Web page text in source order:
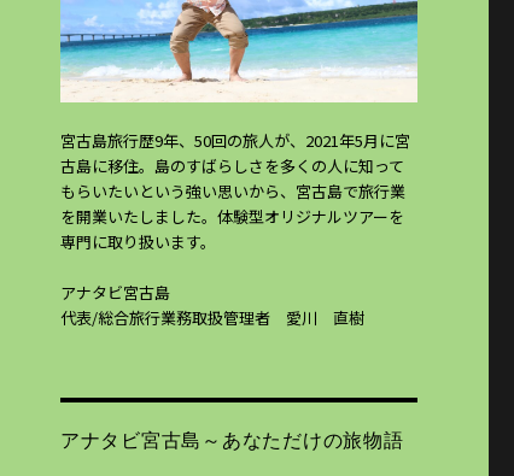
宮古島旅行歴9年、50回の旅人が、2021年5月に宮
古島に移住。島のすばらしさを多くの人に知って
もらいたいという強い思いから、宮古島で旅行業
を開業いたしました。体験型オリジナルツアーを
専門に取り扱います。
アナタビ宮古島
代表/総合旅行業務取扱管理者 愛川 直樹
アナタビ宮古島～あなただけの旅物語